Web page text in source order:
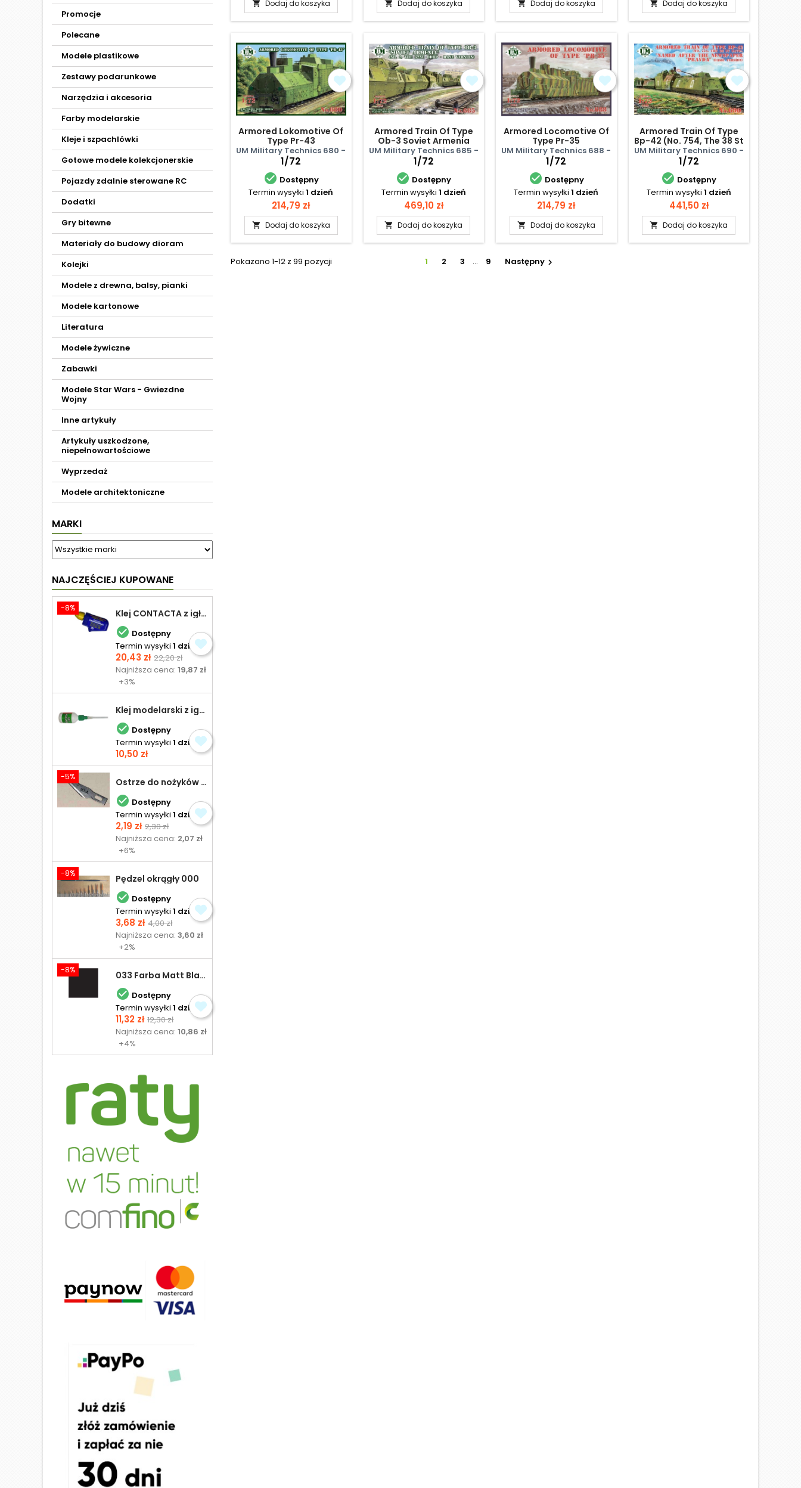
Promocje
Polecane
Modele plastikowe
Zestawy podarunkowe
Narzędzia i akcesoria
Farby modelarskie
Kleje i szpachlówki
Gotowe modele kolekcjonerskie
Pojazdy zdalnie sterowane RC
Dodatki
Gry bitewne
Materiały do budowy dioram
Kolejki
Modele z drewna, balsy, pianki
Modele kartonowe
Literatura
Modele żywiczne
Zabawki
Modele Star Wars - Gwiezdne
Wojny
Inne artykuły
Artykuły uszkodzone,
niepełnowartościowe
Wyprzedaż
Modele architektoniczne
MARKI
NAJCZĘŚCIEJ KUPOWANE
-8% Klej CONTACTA z igłą do plastiku 25,0 g
 Dostępny
Termin wysyłki 1 dzień
Cena
20,43 zł Cena
podstawowa
22,20 zł
Najniższa cena:19,87 zł
+3%
Klej modelarski z igłą 30 ml
 Dostępny
Termin wysyłki 1 dzień
Cena
10,50 zł
-5% Ostrze do nożyków Excel
 Dostępny
Termin wysyłki 1 dzień
Cena
2,19 zł Cena
podstawowa
2,30 zł
Najniższa cena: 2,07 zł
+6%
-8% Pędzel okrągły 000
 Dostępny
Termin wysyłki 1 dzień
Cena
3,68 zł Cena
podstawowa
4,00 zł
Najniższa cena:3,60 zł
+2%
-8% 033 Farba Matt Black - olejna
 Dostępny
Termin wysyłki 1 dzień
Cena
11,32 zł Cena
podstawowa
12,30 zł
Najniższa cena:10,86 zł
+4%
 Dodaj do koszyka  Dodaj do koszyka  Dodaj do koszyka  Dodaj do koszyka
Armored Lokomotive Of
Type Pr-43
UM Military Technics 680 -
1/72
 Dostępny
Termin wysyłki 1 dzień
Cena
214,79 zł
 Dodaj do koszyka
Armored Train Of Type
Ob-3 Soviet Armenia
UM Military Technics 685 -
1/72
 Dostępny
Termin wysyłki 1 dzień
Cena
469,10 zł
 Dodaj do koszyka
Armored Locomotive Of
Type Pr-35
UM Military Technics 688 -
1/72
 Dostępny
Termin wysyłki 1 dzień
Cena
214,79 zł
 Dodaj do koszyka
Armored Train Of Type
Bp-42 (No. 754, The 38 St
Satd)
UM Military Technics 690 -
1/72
 Dostępny
Termin wysyłki 1 dzień
Cena
441,50 zł
 Dodaj do koszyka
Pokazano 1-12 z 99 pozycji 1 2 3 … 9 Następny